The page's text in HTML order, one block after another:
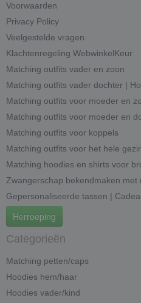
Voorwaarden
Privacy Policy
Veelgestelde vragen
Klachtenregeling WebwinkelKeur
Matching outfits vader en zoon
Matching outfits vader dochter |
Matching outfits voor moeder en
Matching outfits voor moeder en
Matching outfits voor koppels
Matching outfits voor het hele
Matching hoodies en shirts voor
Zwangerschap bekendmaken met
Gepersonaliseerde tassen |
Herroeping
Categorieën
Matching petten/caps
Hoodies hem/haar
Hoodies vader/kind